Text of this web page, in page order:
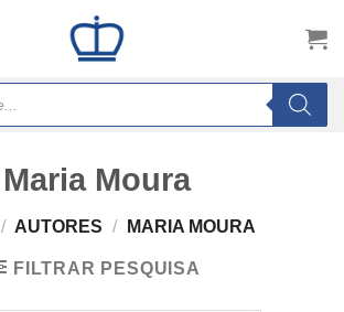
Maria Moura
/ AUTORES / MARIA MOURA
FILTRAR PESQUISA